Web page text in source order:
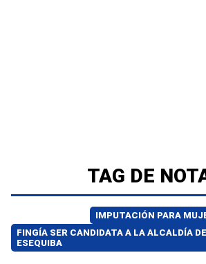
TAG DE
IMPUTACIÓN PARA
FINGÍA SER CANDIDATA A LA ALCALDÍA
ESEQUIBA